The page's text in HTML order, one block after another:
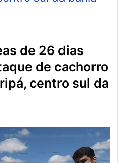
de cachorro
centro sul da